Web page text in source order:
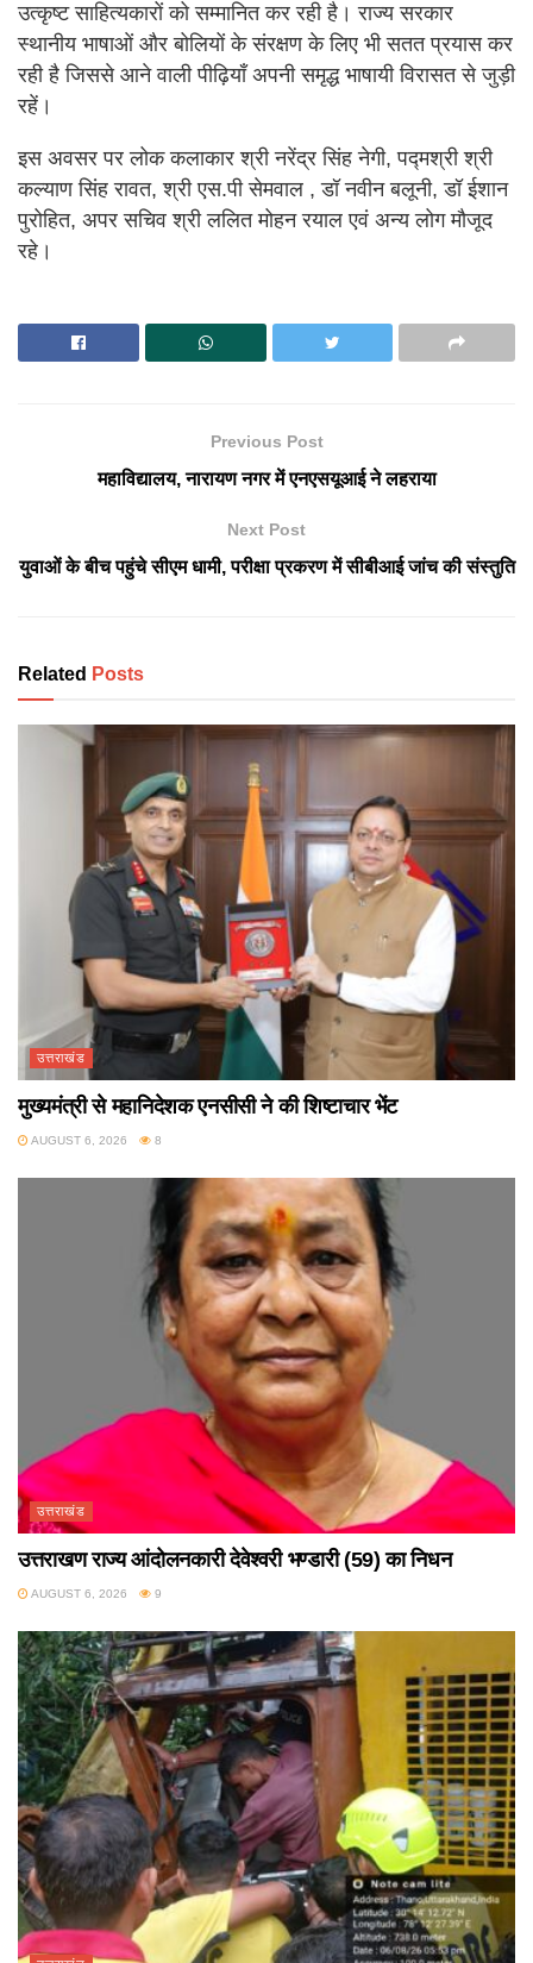
उत्कृष्ट साहित्यकारों को सम्मानित कर रही है। राज्य सरकार
स्थानीय भाषाओं और बोलियों के संरक्षण के लिए भी सतत प्रयास कर
रही है जिससे आने वाली पीढ़ियाँ अपनी समृद्ध भाषायी विरासत से जुड़ी
रहें।
इस अवसर पर लोक कलाकार श्री नरेंद्र सिंह नेगी, पद्मश्री श्री
कल्याण सिंह रावत, श्री एस.पी सेमवाल , डॉ नवीन बलूनी, डॉ ईशान
पुरोहित, अपर सचिव श्री ललित मोहन रयाल एवं अन्य लोग मौजूद
रहे।
Previous Post
महाविद्यालय, नारायण नगर में एनएसयूआई ने लहराया
Next Post
युवाओं के बीच पहुंचे सीएम धामी, परीक्षा प्रकरण में सीबीआई जांच की संस्तुति
Related Posts
उत्तराखंड
मुख्यमंत्री से महानिदेशक एनसीसी ने की शिष्टाचार भेंट
AUGUST 6, 2026 8
उत्तराखंड
उत्तराखण राज्य आंदोलनकारी देवेश्वरी भण्डारी (59) का निधन
AUGUST 6, 2026 9